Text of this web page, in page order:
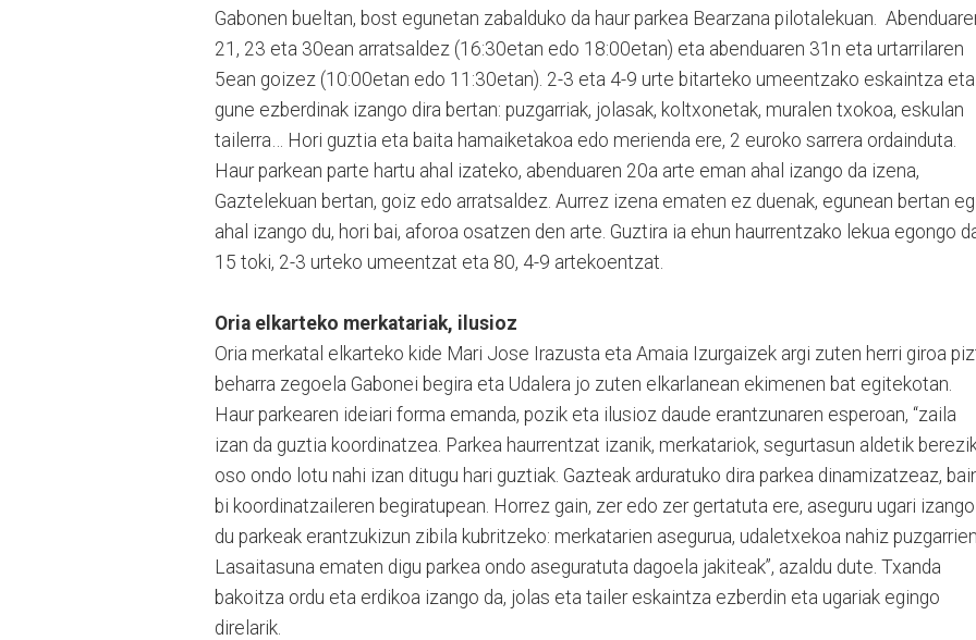
Gabonen bueltan, bost egunetan zabalduko da haur parkea Bearzana pilotalekuan.
21, 23 eta 30ean arratsaldez (16:30etan edo 18:00etan) eta abenduaren 31n eta urtarrilaren
5ean goizez (10:00etan edo 11:30etan). 2-3 eta 4-9 urte bitarteko umeentzako eskaintza eta
gune ezberdinak izango dira bertan: puzgarriak, jolasak, koltxonetak, muralen txokoa, eskulan
tailerra… Hori guztia eta baita hamaiketakoa edo merienda ere, 2 euroko sarrera ordainduta.
Haur parkean parte hartu ahal izateko, abenduaren 20a arte eman ahal izango da izena,
Gaztelekuan bertan, goiz edo arratsaldez. Aurrez izena ematen ez duenak, egunean bertan
ahal izango du, hori bai, aforoa osatzen den arte. Guztira ia ehun haurrentzako lekua egongo
15 toki, 2-3 urteko umeentzat eta 80, 4-9 artekoentzat.
Oria elkarteko merkatariak, ilusioz
Oria merkatal elkarteko kide Mari Jose Irazusta eta Amaia Izurgaizek argi zuten herri giroa
beharra zegoela Gabonei begira eta Udalera jo zuten elkarlanean ekimenen bat egitekotan.
Haur parkearen ideiari forma emanda, pozik eta ilusioz daude erantzunaren esperoan, “zaila
izan da guztia koordinatzea. Parkea haurrentzat izanik, merkatariok, segurtasun aldetik
oso ondo lotu nahi izan ditugu hari guztiak. Gazteak arduratuko dira parkea dinamizatzeaz,
bi koordinatzaileren begiratupean. Horrez gain, zer edo zer gertatuta ere, aseguru ugari izango
du parkeak erantzukizun zibila kubritzeko: merkatarien asegurua, udaletxekoa nahiz
Lasaitasuna ematen digu parkea ondo aseguratuta dagoela jakiteak”, azaldu dute. Txanda
bakoitza ordu eta erdikoa izango da, jolas eta tailer eskaintza ezberdin eta ugariak egingo
direlarik.